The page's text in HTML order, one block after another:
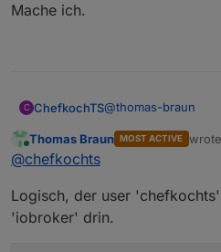
Mache ich.
C ChefkochTS@thomas-braun
ls: cannot
Online
Thomas Braun MOST ACTIVE
last
@chefkochts
Logisch, der user
'iobroker' drin.